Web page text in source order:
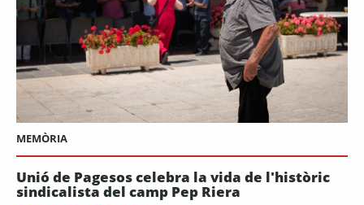
MEMÒRIA
Unió de Pagesos celebra la vida de l'històric
sindicalista del camp Pep Riera